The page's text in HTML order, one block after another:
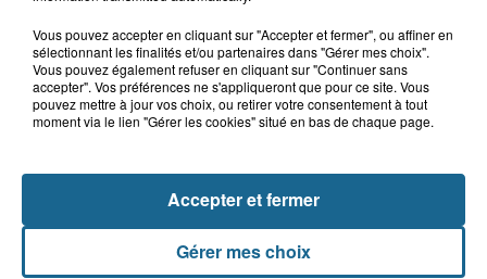
Disparition inquiétante à Cappelle-
la-Grande : Michael, 41 ans...
Vous pouvez accepter en cliquant sur "Accepter et fermer", ou affiner en
sélectionnant les finalités et/ou partenaires dans "Gérer mes choix".
Vous pouvez également refuser en cliquant sur "Continuer sans
accepter". Vos préférences ne s'appliqueront que pour ce site. Vous
pouvez mettre à jour vos choix, ou retirer votre consentement à tout
moment via le lien "Gérer les cookies" situé en bas de chaque page.
Gérer mes choix
Accepter et fermer